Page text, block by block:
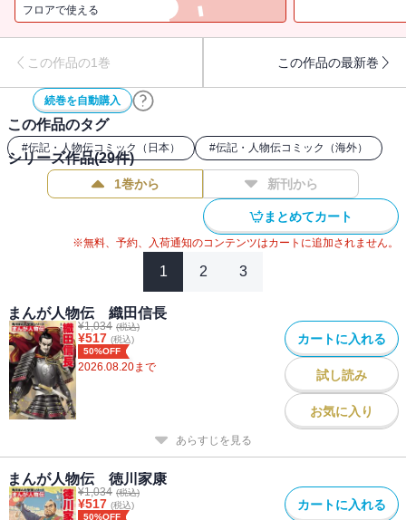
は戦いの連続で、今回の人物伝では、駿河の今川義元を討った桶狭
が強かったのかを考えながら読んでください。■目次第１章 大うつ
けとよばれた男第２章 「天下布武」のはじまり第３章 信長包囲
網第４章 宿敵・武田との戦い第５章 本能寺の変
フロアで使える
この作品の1巻 この作品の最新巻
続巻を自動購入
この作品のタグ
#伝記・人物伝コミック（日本） #伝記・人物伝コミック（海外）
シリーズ作品(29件)
1巻から 新刊から
まとめてカート
※無料、予約、入荷通知のコンテンツはカートに追加されません。
1 2 3
まんが人物伝 織田信長
¥1,034 (税込)
¥517 (税込)
50%OFF
2026.08.20まで
カートに入れる
試し読み
お気に入り
あらすじを見る
まんが人物伝 徳川家康
¥1,034 (税込)
¥517 (税込)
50%OFF
カートに入れる